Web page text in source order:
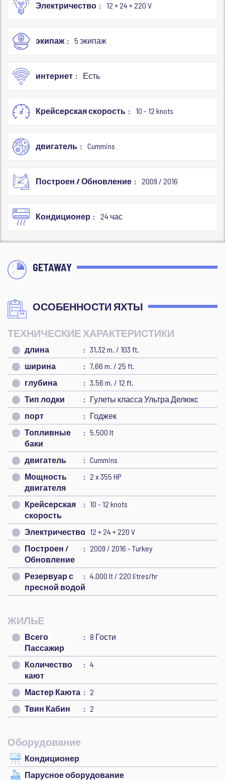
Электричество 12 + 24 + 220 V
экипаж 5 экипаж
интернет Есть
Крейсерская скорость 10 - 12 knots
двигатель Cummins
Построен / Обновление 2009 / 2016
Кондиционер 24 час
GETAWAY
ОСОБЕННОСТИ ЯХТЫ
ТЕХНИЧЕСКИЕ ХАРАКТЕРИСТИКИ
длина
31,32 m. / 103 ft.
ширина
7,66 m. / 25 ft.
глубина
3,56 m. / 12 ft.
Тип лодки
Гулеты класса Ультра Делюкс
порт
Годжек
Топливные
баки
5.500 lt
двигатель
Cummins
Мощность
двигателя
2 x 355 HP
Крейсерская
скорость
10 - 12 knots
Электричество 12 + 24 + 220 V
Построен /
Обновление
2009 / 2016 - Turkey
Резервуар с
пресной водой
4.000 lt / 220 litres/hr
ЖИЛЬЕ
Всего
Пассажир
8 Гости
Количество
кают
4
Мастер Каюта
2
Твин Кабин
2
Оборудование
Кондиционер
Парусное оборудование